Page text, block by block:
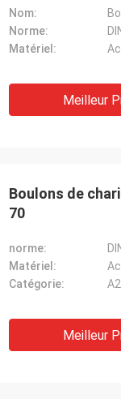
Nom:
Norme:
Matériel:
Meilleur
Boulons de
70
norme:
Matériel:
Catégorie:
Meilleur